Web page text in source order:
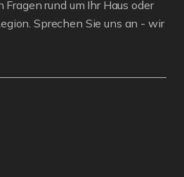
rund um Ihr Haus oder
Sprechen Sie uns an - wir